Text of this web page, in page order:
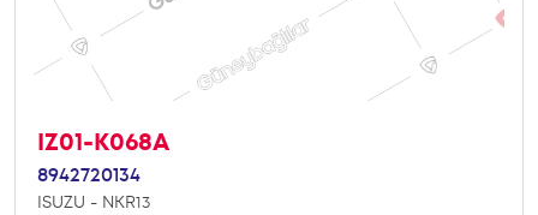
IZ01-K068A
8942720134
ISUZU - NKR13